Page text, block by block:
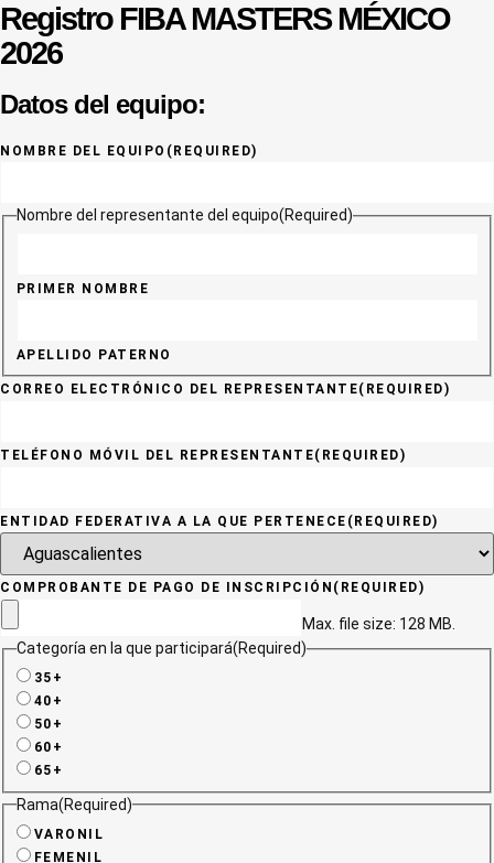
Registro FIBA MASTERS MÉXICO
2026
Datos del equipo:
NOMBRE DEL EQUIPO (REQUIRED)
Nombre del representante del equipo(Required)
PRIMER NOMBRE
APELLIDO PATERNO
CORREO ELECTRÓNICO DEL REPRESENTANTE(REQUIRED)
TELÉFONO MÓVIL DEL REPRESENTANTE(REQUIRED)
ENTIDAD FEDERATIVA A LA QUE PERTENECE (REQUIRED)
COMPROBANTE DE PAGO DE INSCRIPCIÓN (REQUIRED)
Max. file size: 128 MB.
Categoría en la que participará(Required)
35+
40+
50+
60+
65+
Rama(Required)
VARONIL
FEMENIL